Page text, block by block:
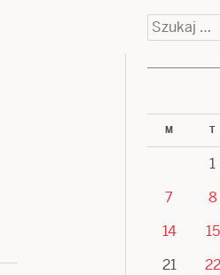
Szukaj:
M T
1
7
8
14
15
21
22